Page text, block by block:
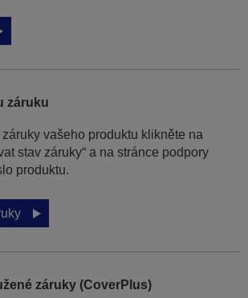
záruku
vašeho produktu klikněte na
stav záruky“ a na stránce podpory
produktu.
záruky (CoverPlus)